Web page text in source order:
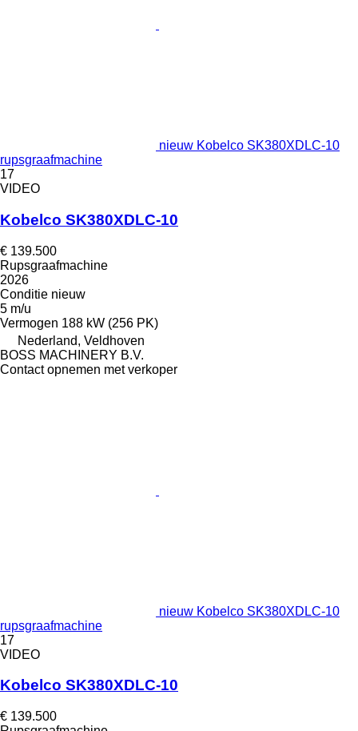
nieuw Kobelco SK380XDLC-10
rupsgraafmachine
17
VIDEO
Kobelco SK380XDLC-10
€ 139.500
Rupsgraafmachine
2026
Conditie nieuw
5 m/u
Vermogen 188 kW (256 PK)
Nederland, Veldhoven
BOSS MACHINERY B.V.
Contact opnemen met verkoper
nieuw Kobelco SK380XDLC-10
rupsgraafmachine
17
VIDEO
Kobelco SK380XDLC-10
€ 139.500